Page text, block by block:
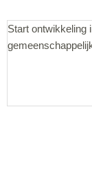
Start ontwikkeling